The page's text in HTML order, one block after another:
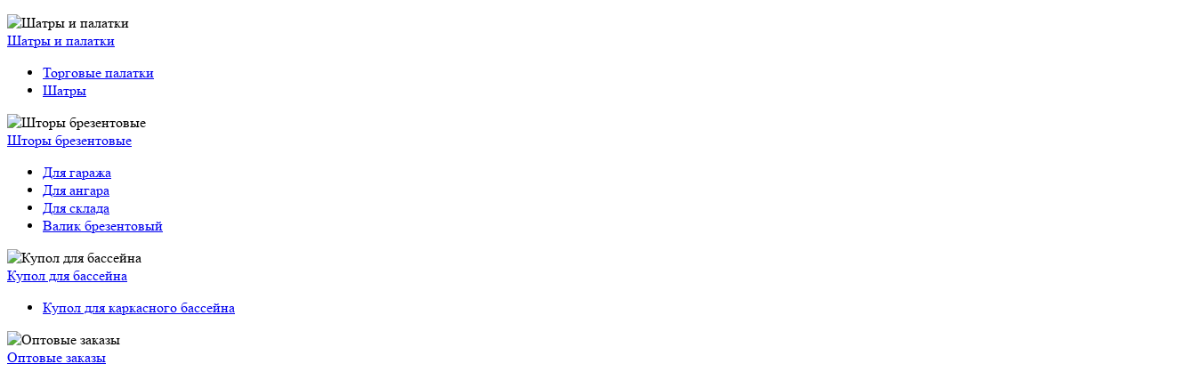
Шатры и палатки
Торговые палатки
Шатры
Шторы брезентовые
Для гаража
Для ангара
Для склада
Валик брезентовый
Купол для бассейна
Купол для каркасного бассейна
Оптовые заказы